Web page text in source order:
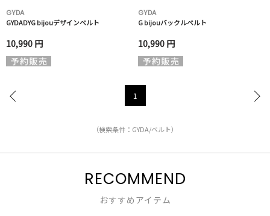
GYDA
GYDADYG bijouデザインベルト
10,990 円
GYDA
G bijouバックルベルト
10,990 円
1
（検索条件：GYDA/ベルト）
RECOMMEND
おすすめアイテム